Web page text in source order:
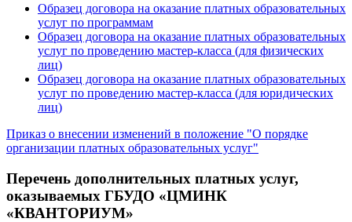
Образец договора на оказание платных образовательных
услуг по программам
Образец договора на оказание платных образовательных
услуг по проведению мастер-класса (для физических
лиц)
Образец договора на оказание платных образовательных
услуг по проведению мастер-класса (для юридических
лиц)
Приказ о внесении изменений в положение "О порядке
организации платных образовательных услуг"
Перечень дополнительных платных услуг,
оказываемых ГБУДО «ЦМИНК
«КВАНТОРИУМ»